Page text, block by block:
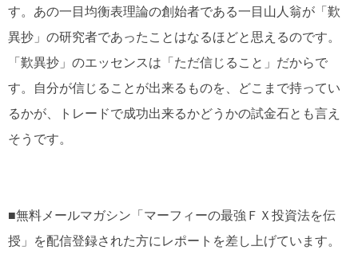
す。あの一目均衡表理論の創始者である一目山人翁が「歎
異抄」の研究者であったことはなるほどと思えるのです。
「歎異抄」のエッセンスは「ただ信じること」だからで
す。自分が信じることが出来るものを、どこまで持ってい
るかが、トレードで成功出来るかどうかの試金石とも言え
そうです。
■無料メールマガシン「マーフィーの最強ＦＸ投資法を伝
授」を配信登録された方にレポートを差し上げています。